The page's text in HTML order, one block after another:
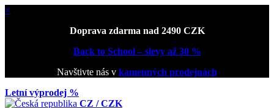
×
Doprava zdarma nad 2490 CZK
Back to School – slevy až 30 %
Navštivte nás v kamenných prodejnách
Letní výprodej %
CZ / CZK